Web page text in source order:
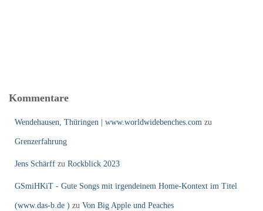
Kommentare
Wendehausen, Thüringen | www.worldwidebenches.com zu
Grenzerfahrung
Jens Schärff zu Rockblick 2023
GSmiHKiT - Gute Songs mit irgendeinem Home-Kontext im Titel
(www.das-b.de ) zu Von Big Apple und Peaches